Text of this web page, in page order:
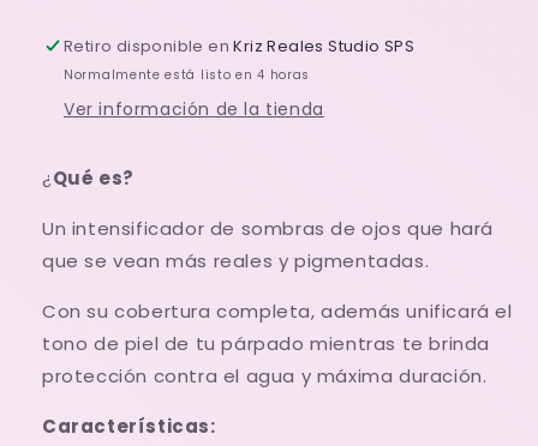
Retiro disponible enKriz Reales Studio SPS
Normalmente está listo en 4 horas
Ver información de la tienda
¿Qué es?
Un intensificador de sombras de ojos que hará
que se vean más reales y pigmentadas.
Con su cobertura completa, además unificará el
tono de piel de tu párpado mientras te brinda
protección contra el agua y máxima duración.
Características: